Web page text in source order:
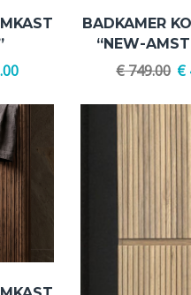
BADKAMER
“NEW-
€749.00 €